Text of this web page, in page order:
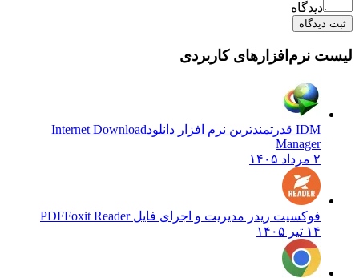
نرم‌افزارهای کاربردی
Internet Download
Manager
فوکسیت ریدر مدیریت و اجرای فایل PDFFoxit Reader